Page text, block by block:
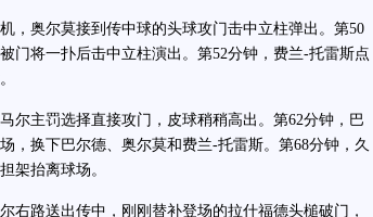
奥尔莫接到传中球的头球攻门击中立柱弹出。第50
门将一扑后击中立柱演出。第52分钟，费兰-托雷斯点
主罚选择直接攻门，皮球稍稍高出。第62分钟，巴
，换下巴尔德、奥尔莫和费兰-托雷斯。第68分钟，久
架抬离球场。
路送出传中，刚刚替补登场的拉什福德头槌破门，